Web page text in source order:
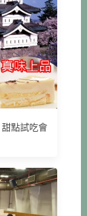
點試吃會